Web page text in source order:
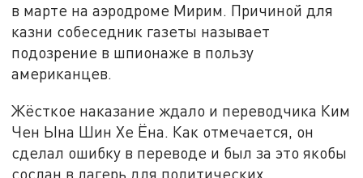
в марте на аэродроме Мирим. Причиной для
казни собеседник газеты называет
подозрение в шпионаже в пользу
американцев.
Жёсткое наказание ждало и переводчика Ким
Чен Ына Шин Хе Ёна. Как отмечается, он
сделал ошибку в переводе и был за это якобы
сослан в лагерь для политических